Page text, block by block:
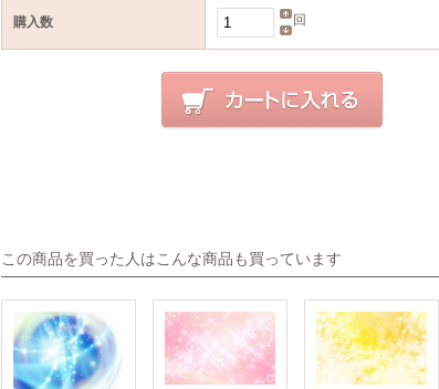
購入数 回
この商品を買った人はこんな商品も買っています